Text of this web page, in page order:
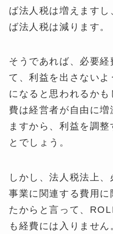
ば法人税は増えます
ば法人税は減ります。
そうであれば、必要経
て、利益を出さない
になると思われるか
費は経営者が自由に増
ますから、利益を調
とでしょう。
しかし、法人税法上
事業に関連する費用
たからと言って、
も経費には入りません